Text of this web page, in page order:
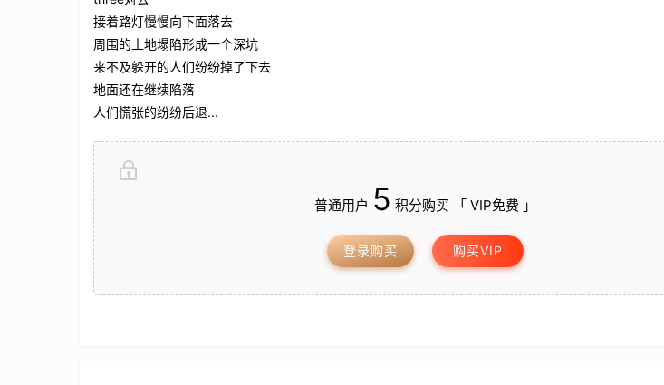
接着路灯慢慢向下面落去
周围的土地塌陷形成一个深坑
来不及躲开的人们纷纷掉了下去
地面还在继续陷落
人们慌张的纷纷后退...
普通用户 5 积分购买 「 VIP免费 」
登录购买 购买VIP